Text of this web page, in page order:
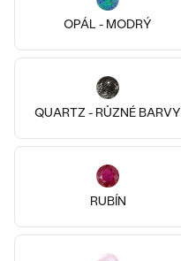
OPÁL - MODRÝ
QUARTZ - RŮZNÉ BARVY
RUBÍN
Everline